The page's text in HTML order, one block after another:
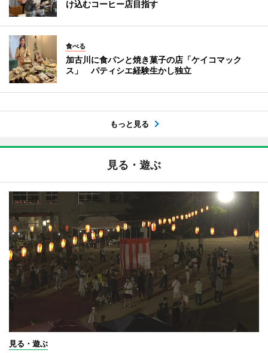
け込むコーヒー店目指す
食べる
加古川に食パンと焼き菓子の店「ケイコマック
ス」 パティシエ経験生かし独立
もっと見る
見る・遊ぶ
見る・遊ぶ